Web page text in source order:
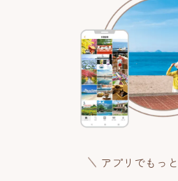
アプリでもっ